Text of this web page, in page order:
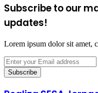
Subscribe to our
updates!
Lorem ipsum dolor sit amet,
Enter
your
Email